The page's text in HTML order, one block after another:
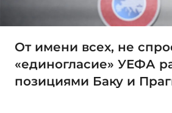
От имени всех, не
«единогласие» УЕФА
позициями Баку и